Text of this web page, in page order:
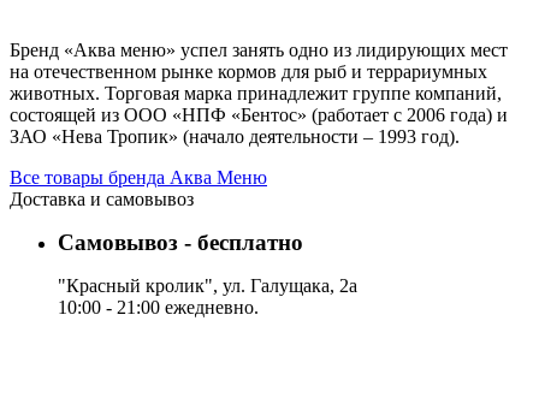
Бренд «Аква меню» успел занять одно из лидирующих мест
на отечественном рынке кормов для рыб и террариумных
животных. Торговая марка принадлежит группе компаний,
состоящей из ООО «НПФ «Бентос» (работает с 2006 года) и
ЗАО «Нева Тропик» (начало деятельности – 1993 год).
Все товары бренда Аква Меню
Доставка и самовывоз
Самовывоз - бесплатно
"Красный кролик", ул. Галущака, 2а
10:00 - 21:00 ежедневно.